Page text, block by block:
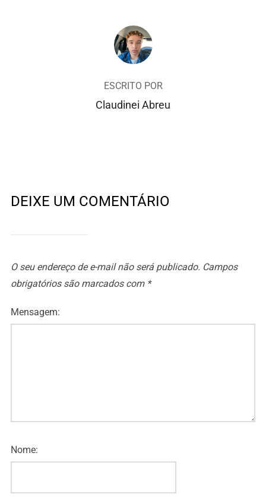
AUTOR DO POST
ESCRITO POR
Claudinei Abreu
DEIXE UM COMENTÁRIO
O seu endereço de e-mail não será publicado. Campos
obrigatórios são marcados com *
Mensagem:
Nome: